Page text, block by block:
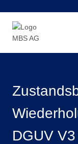
springen
DGUV V3